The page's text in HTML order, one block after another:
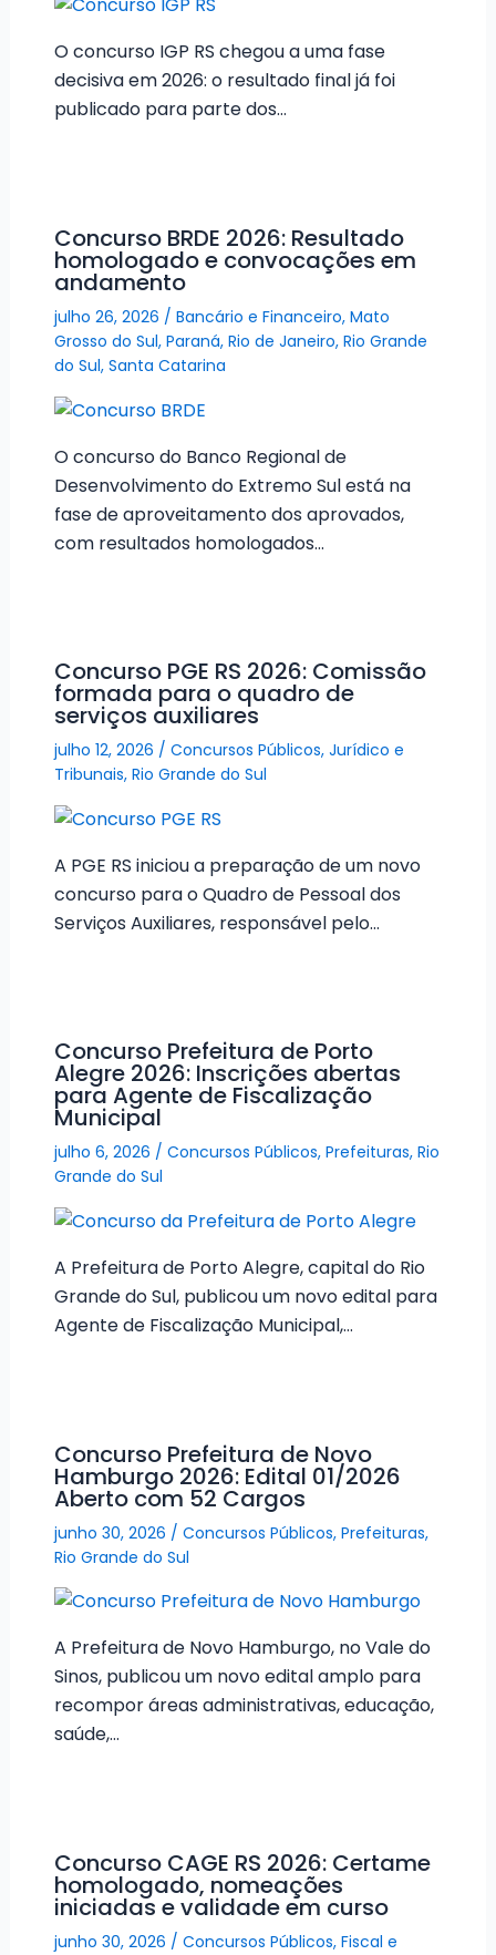
O concurso IGP RS chegou a uma fase
decisiva em 2026: o resultado final já foi
publicado para parte dos…
Concurso BRDE 2026: Resultado
homologado e convocações em
andamento
julho 26, 2026 / Bancário e Financeiro, Mato
Grosso do Sul, Paraná, Rio de Janeiro, Rio Grande
do Sul, Santa Catarina
O concurso do Banco Regional de
Desenvolvimento do Extremo Sul está na
fase de aproveitamento dos aprovados,
com resultados homologados…
Concurso PGE RS 2026: Comissão
formada para o quadro de
serviços auxiliares
julho 12, 2026 / Concursos Públicos, Jurídico e
Tribunais, Rio Grande do Sul
A PGE RS iniciou a preparação de um novo
concurso para o Quadro de Pessoal dos
Serviços Auxiliares, responsável pelo…
Concurso Prefeitura de Porto
Alegre 2026: Inscrições abertas
para Agente de Fiscalização
Municipal
julho 6, 2026 / Concursos Públicos, Prefeituras, Rio
Grande do Sul
A Prefeitura de Porto Alegre, capital do Rio
Grande do Sul, publicou um novo edital para
Agente de Fiscalização Municipal,…
Concurso Prefeitura de Novo
Hamburgo 2026: Edital 01/2026
Aberto com 52 Cargos
junho 30, 2026 / Concursos Públicos, Prefeituras,
Rio Grande do Sul
A Prefeitura de Novo Hamburgo, no Vale do
Sinos, publicou um novo edital amplo para
recompor áreas administrativas, educação,
saúde,…
Concurso CAGE RS 2026: Certame
homologado, nomeações
iniciadas e validade em curso
junho 30, 2026 / Concursos Públicos, Fiscal e